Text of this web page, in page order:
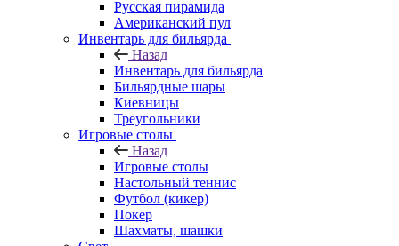
Русская пирамида
Американский пул
Инвентарь для бильярда
Назад
Инвентарь для бильярда
Бильярдные шары
Киевницы
Треугольники
Игровые столы
Назад
Игровые столы
Настольный теннис
Футбол (кикер)
Покер
Шахматы, шашки